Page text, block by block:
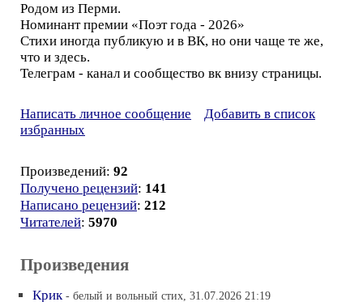
Родом из Перми.
Номинант премии «Поэт года - 2026»
Стихи иногда публикую и в ВК, но они чаще те же,
что и здесь.
Телеграм - канал и сообщество вк внизу страницы.
Написать личное сообщение
Добавить в список
избранных
Произведений: 92
Получено рецензий: 141
Написано рецензий: 212
Читателей: 5970
Произведения
Крик - белый и вольный стих, 31.07.2026 21:19